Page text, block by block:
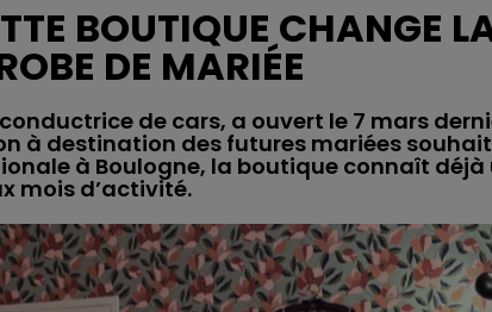
BOUTIQUE CHANGE
DE MARIÉE
de cars, a ouvert le 7 mars
à destination des futures mariées
à Boulogne, la boutique connaît
mois d’activité.